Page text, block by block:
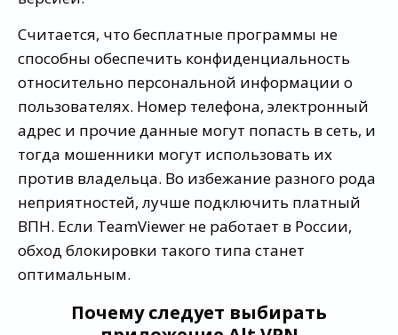
Считается, что бесплатные программы не
способны обеспечить конфиденциальность
относительно персональной информации о
пользователях. Номер телефона, электронный
адрес и прочие данные могут попасть в сеть, и
тогда мошенники могут использовать их
против владельца. Во избежание разного рода
неприятностей, лучше подключить платный
ВПН. Если TeamViewer не работает в России,
обход блокировки такого типа станет
оптимальным.
Почему следует выбирать